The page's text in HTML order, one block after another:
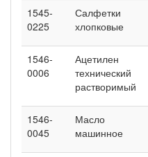
1545-
0225
Салфетки
хлопковые
1546-
0006
Ацетилен
технический
растворимый
1546-
0045
Масло
машинное